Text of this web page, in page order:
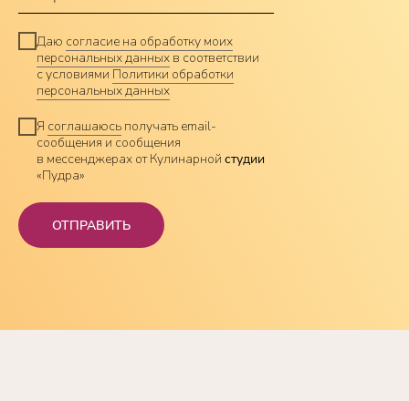
Даю согласие на обработку моих
персональных данных в соответствии
с условиями Политики обработки
персональных данных
Я соглашаюсь получать email-
сообщения и сообщения
в мессенджерах от Кулинарной студии
«Пудра»
ОТПРАВИТЬ
Онлайн-курсы
Курсы в студии в Твери
График работы: 10:00 — 20:00